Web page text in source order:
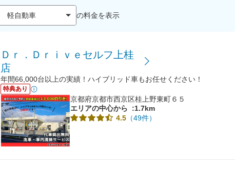
の料金を表示
Ｄｒ．Ｄｒｉｖｅセルフ上桂
店
年間66,000台以上の実績！ハイブリッド車もお任せください！
特典あり
京都府京都市西京区桂上野東町６５
エリアの中心から
:1.7km
4.5 （49件）